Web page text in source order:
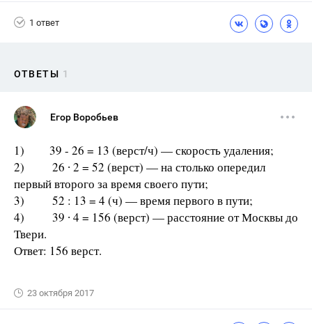
1 ответ
ОТВЕТЫ 1
Егор Воробьев
1) 39 - 26 = 13 (верст/ч) — скорость удаления;
2) 26 ∙ 2 = 52 (верст) — на столько опередил
первый второго за время своего пути;
3) 52 : 13 = 4 (ч) — время первого в пути;
4) 39 ∙ 4 = 156 (верст) — расстояние от Москвы до
Твери.
Ответ: 156 верст.
23 октября 2017